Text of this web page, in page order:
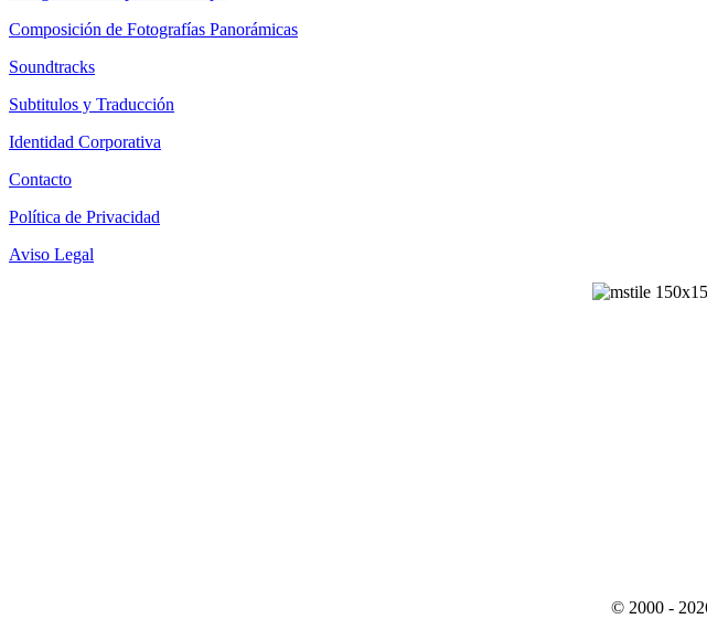
Composición de Fotografías Panorámicas
Soundtracks
Subtitulos y Traducción
Identidad Corporativa
Contacto
Política de Privacidad
Aviso Legal
© 2000 -